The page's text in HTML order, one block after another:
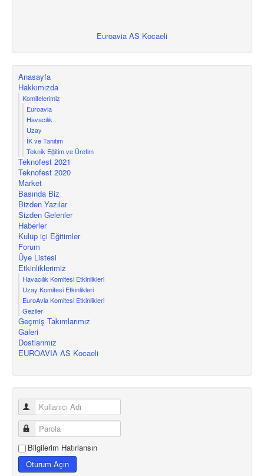
Euroavia AS Kocaeli
Anasayfa
Hakkımızda
Komitelerimiz
Euroavia
Havacılık
Uzay
İK ve Tanıtım
Teknik Eğitim ve Üretim
Teknofest 2021
Teknofest 2020
Market
Basında Biz
Bizden Yazılar
Sizden Gelenler
Haberler
Kulüp içi Eğitimler
Forum
Üye Listesi
Etkinliklerimiz
Havacılık Komitesi Etkinlikleri
Uzay Komitesi Etkinlikleri
EuroAvia Komitesi Etkinlikleri
Geziler
Geçmiş Takımlarımız
Galeri
Dostlarımız
EUROAVIA AS Kocaeli
Bilgilerim Hatırlansın
Oturum Açın